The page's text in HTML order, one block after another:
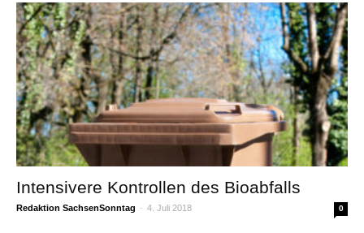
Intensivere Kontrollen des Bioabfalls
Redaktion SachsenSonntag - 4. Juli 2018 0